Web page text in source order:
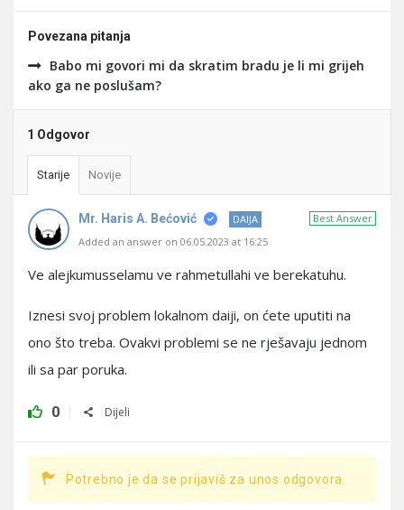
Povezana pitanja
Babo mi govori mi da skratim bradu je li mi grijeh
ako ga ne poslušam?
1 Odgovor
Starije Novije
Best Answer
Mr. Haris A. Bećović
DAIJA
Added an answer on 06.05.2023 at 16:25
Ve alejkumusselamu ve rahmetullahi ve berekatuhu.
Iznesi svoj problem lokalnom daiji, on ćete uputiti na
ono što treba. Ovakvi problemi se ne rješavaju jednom
ili sa par poruka.
0 Dijeli
Potrebno je da se prijaviš za unos odgovora.